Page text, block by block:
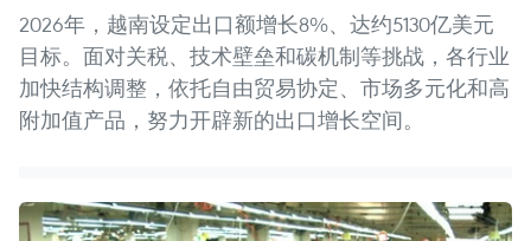
2026年，越南设定出口额增长8%、达约5130亿美元
目标。面对关税、技术壁垒和碳机制等挑战，各行业
加快结构调整，依托自由贸易协定、市场多元化和高
附加值产品，努力开辟新的出口增长空间。